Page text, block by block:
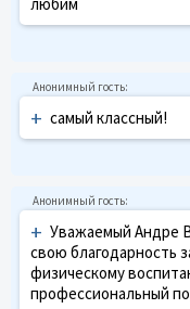
+ самый классный!
+ Уважаемый Андре
свою благодарность
физическому
профессиональный